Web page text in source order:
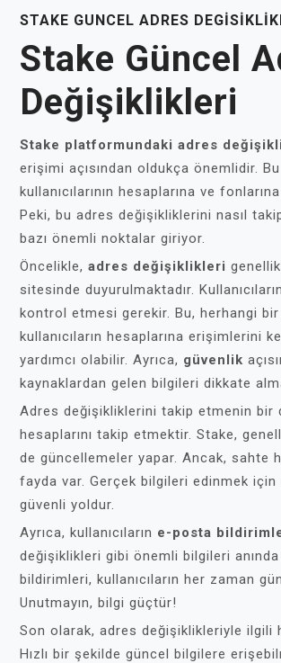
STAKE GUNCEL ADRES
Stake Güncel
Değişiklikleri
Stake platformundaki adres
erişimi açısından oldukça önemlidir.
kullanıcılarının hesaplarına ve
Peki, bu adres değişikliklerini nasıl
bazı önemli noktalar giriyor.
Öncelikle, adres değişiklikleri
sitesinde duyurulmaktadır.
kontrol etmesi gerekir. Bu, herhangi bir
kullanıcıların hesaplarına erişimlerini
yardımcı olabilir. Ayrıca, güvenlik
kaynaklardan gelen bilgileri dikkate
Adres değişikliklerini takip etmenin bir
hesaplarını takip etmektir. Stake,
de güncellemeler yapar. Ancak, sahte
fayda var. Gerçek bilgileri edinmek
güvenli yoldur.
Ayrıca, kullanıcıların e-posta
değişiklikleri gibi önemli bilgileri
bildirimleri, kullanıcıların her zaman
Unutmayın, bilgi güçtür!
Son olarak, adres değişiklikleriyle ilgili
Hızlı bir şekilde güncel bilgilere